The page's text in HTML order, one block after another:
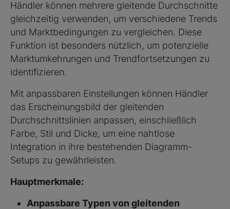
Händler können mehrere gleitende Durchschnitte
gleichzeitig verwenden, um verschiedene Trends
und Marktbedingungen zu vergleichen. Diese
Funktion ist besonders nützlich, um potenzielle
Marktumkehrungen und Trendfortsetzungen zu
identifizieren.
Mit anpassbaren Einstellungen können Händler
das Erscheinungsbild der gleitenden
Durchschnittslinien anpassen, einschließlich
Farbe, Stil und Dicke, um eine nahtlose
Integration in ihre bestehenden Diagramm-
Setups zu gewährleisten.
Hauptmerkmale:
Anpassbare Typen von gleitenden